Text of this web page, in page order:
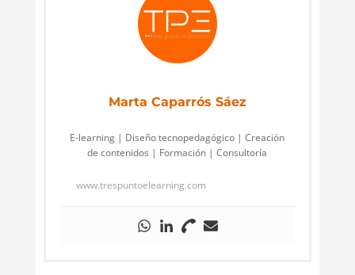
Marta Caparrós Sáez
E-learning | Diseño tecnopedagógico | Creación
de contenidos | Formación | Consultoría
www.trespuntoelearning.com